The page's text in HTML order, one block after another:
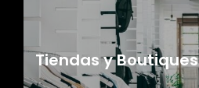
Tiendas y Boutiques